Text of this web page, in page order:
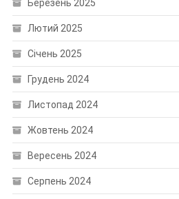
Березень 2025
Лютий 2025
Січень 2025
Грудень 2024
Листопад 2024
Жовтень 2024
Вересень 2024
Серпень 2024